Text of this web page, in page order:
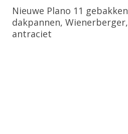
Bekijk Product
Nieuwe Plano 11 gebakken
dakpannen, Wienerberger,
antraciet